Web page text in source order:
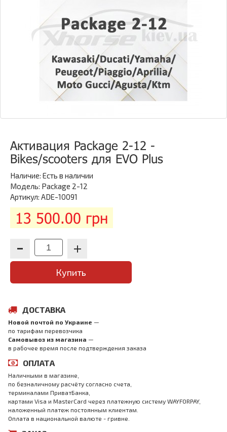
Активация Package 2-12 -
Bikes/scooters для EVO Plus
Наличие: Есть в наличии
Модель: Package 2-12
Артикул: ADE-10091
13 500.00 грн
Купить
ДОСТАВКА
Новой почтой по Украине —
по тарифам перевозчика
Самовывоз из магазина —
в рабочее время после подтверждения заказа
ОПЛАТА
Наличными в магазине,
по безналичному расчёту согласно счета,
терминалами ПриватБанка,
картами Visa и MasterCard через платежную систему WAYFORPAY,
наложенный платеж постоянным клиентам.
Оплата в национальной валюте - гривне.